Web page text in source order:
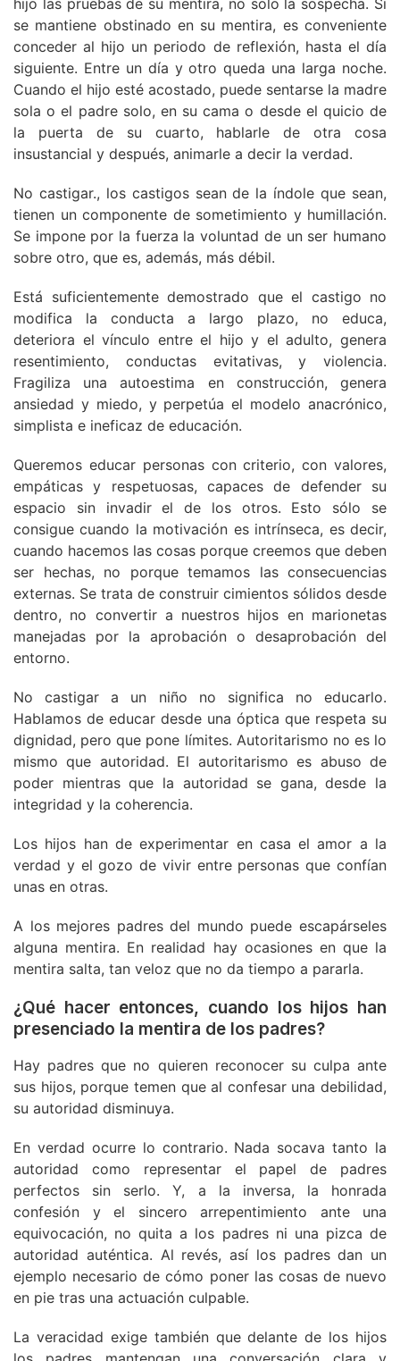
hijo las pruebas de su mentira, no solo la sospecha. Si
se mantiene obstinado en su mentira, es conveniente
conceder al hijo un periodo de reflexión, hasta el día
siguiente. Entre un día y otro queda una larga noche.
Cuando el hijo esté acostado, puede sentarse la madre
sola o el padre solo, en su cama o desde el quicio de
la puerta de su cuarto, hablarle de otra cosa
insustancial y después, animarle a decir la verdad.
No castigar., los castigos sean de la índole que sean,
tienen un componente de sometimiento y humillación.
Se impone por la fuerza la voluntad de un ser humano
sobre otro, que es, además, más débil.
Está suficientemente demostrado que el castigo no
modifica la conducta a largo plazo, no educa,
deteriora el vínculo entre el hijo y el adulto, genera
resentimiento, conductas evitativas, y violencia.
Fragiliza una autoestima en construcción, genera
ansiedad y miedo, y perpetúa el modelo anacrónico,
simplista e ineficaz de educación.
Queremos educar personas con criterio, con valores,
empáticas y respetuosas, capaces de defender su
espacio sin invadir el de los otros. Esto sólo se
consigue cuando la motivación es intrínseca, es decir,
cuando hacemos las cosas porque creemos que deben
ser hechas, no porque temamos las consecuencias
externas. Se trata de construir cimientos sólidos desde
dentro, no convertir a nuestros hijos en marionetas
manejadas por la aprobación o desaprobación del
entorno.
No castigar a un niño no significa no educarlo.
Hablamos de educar desde una óptica que respeta su
dignidad, pero que pone límites. Autoritarismo no es lo
mismo que autoridad. El autoritarismo es abuso de
poder mientras que la autoridad se gana, desde la
integridad y la coherencia.
Los hijos han de experimentar en casa el amor a la
verdad y el gozo de vivir entre personas que confían
unas en otras.
A los mejores padres del mundo puede escapárseles
alguna mentira. En realidad hay ocasiones en que la
mentira salta, tan veloz que no da tiempo a pararla.
¿Qué hacer entonces, cuando los hijos han
presenciado la mentira de los padres?
Hay padres que no quieren reconocer su culpa ante
sus hijos, porque temen que al confesar una debilidad,
su autoridad disminuya.
En verdad ocurre lo contrario. Nada socava tanto la
autoridad como representar el papel de padres
perfectos sin serlo. Y, a la inversa, la honrada
confesión y el sincero arrepentimiento ante una
equivocación, no quita a los padres ni una pizca de
autoridad auténtica. Al revés, así los padres dan un
ejemplo necesario de cómo poner las cosas de nuevo
en pie tras una actuación culpable.
La veracidad exige también que delante de los hijos